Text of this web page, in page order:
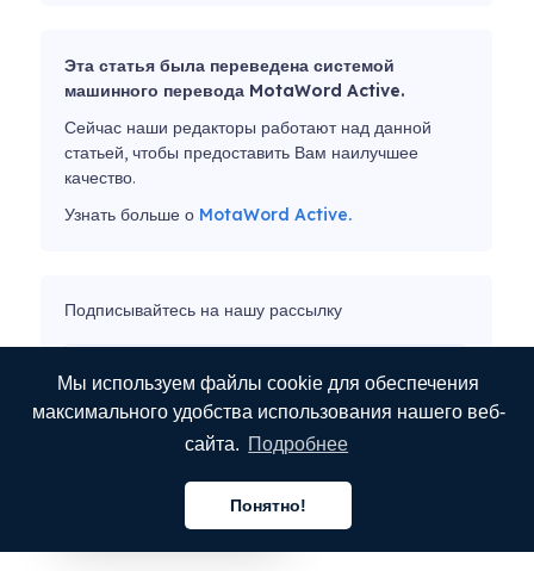
Мы используем файлы cookie для обеспечения
максимального удобства использования нашего веб-
сайта. Подробнее
Понятно!
Эта статья была переведена системой
машинного перевода MotaWord Active.
Сейчас наши редакторы работают над данной
статьей, чтобы предоставить Вам наилучшее
качество.
Узнать больше о MotaWord Active.
Подписывайтесь на нашу рассылку
ОТПРАВИТЬ
Русский